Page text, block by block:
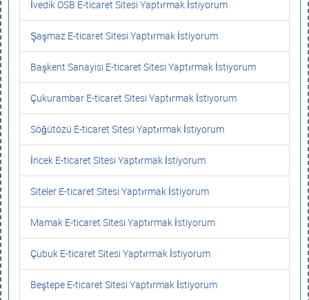
İvedik OSB E-ticaret Sitesi Yaptırmak İstiyorum
Şaşmaz E-ticaret Sitesi Yaptırmak İstiyorum
Başkent Sanayisi E-ticaret Sitesi Yaptırmak İstiyorum
Çukurambar E-ticaret Sitesi Yaptırmak İstiyorum
Söğütözü E-ticaret Sitesi Yaptırmak İstiyorum
İncek E-ticaret Sitesi Yaptırmak İstiyorum
Siteler E-ticaret Sitesi Yaptırmak İstiyorum
Mamak E-ticaret Sitesi Yaptırmak İstiyorum
Çubuk E-ticaret Sitesi Yaptırmak İstiyorum
Beştepe E-ticaret Sitesi Yaptırmak İstiyorum